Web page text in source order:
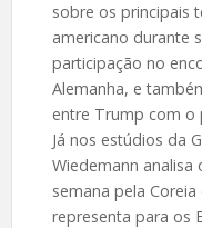
sobre os principais
americano durante
participação no
Alemanha, e
entre Trump com o
Já nos estúdios da
Wiedemann
semana pela
representa para os